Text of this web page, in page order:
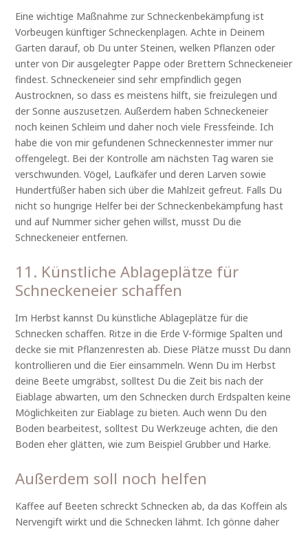
Eine wichtige Maßnahme zur Schneckenbekämpfung ist
Vorbeugen künftiger Schneckenplagen. Achte in Deinem
Garten darauf, ob Du unter Steinen, welken Pflanzen oder
unter von Dir ausgelegter Pappe oder Brettern Schneckeneier
findest. Schneckeneier sind sehr empfindlich gegen
Austrocknen, so dass es meistens hilft, sie freizulegen und
der Sonne auszusetzen. Außerdem haben Schneckeneier
noch keinen Schleim und daher noch viele Fressfeinde. Ich
habe die von mir gefundenen Schneckennester immer nur
offengelegt. Bei der Kontrolle am nächsten Tag waren sie
verschwunden. Vögel, Laufkäfer und deren Larven sowie
Hundertfüßer haben sich über die Mahlzeit gefreut. Falls Du
nicht so hungrige Helfer bei der Schneckenbekämpfung hast
und auf Nummer sicher gehen willst, musst Du die
Schneckeneier entfernen.
11. Künstliche Ablageplätze für
Schneckeneier schaffen
Im Herbst kannst Du künstliche Ablageplätze für die
Schnecken schaffen. Ritze in die Erde V-förmige Spalten und
decke sie mit Pflanzenresten ab. Diese Plätze musst Du dann
kontrollieren und die Eier einsammeln. Wenn Du im Herbst
deine Beete umgräbst, solltest Du die Zeit bis nach der
Eiablage abwarten, um den Schnecken durch Erdspalten keine
Möglichkeiten zur Eiablage zu bieten. Auch wenn Du den
Boden bearbeitest, solltest Du Werkzeuge achten, die den
Boden eher glätten, wie zum Beispiel Grubber und Harke.
Außerdem soll noch helfen
Kaffee auf Beeten schreckt Schnecken ab, da das Koffein als
Nervengift wirkt und die Schnecken lähmt. Ich gönne daher